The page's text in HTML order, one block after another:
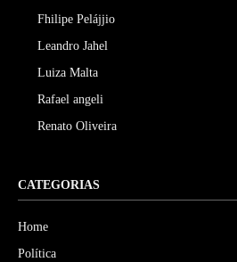
Fhilipe Pelájjio
Leandro Jahel
Luiza Malta
Rafael angeli
Renato Oliveira
CATEGORIAS
Home
Política